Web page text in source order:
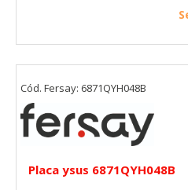
Placa ysus 6871QYH048B
Cód. Fersay: 6871QYH048B
Cookies dirigidas
Estas cookies pueden ser
utilizadas por esas empresas
No almacenan directamente
que se basan en la
dispositivo de Internet.
Cookies Utilizadas: